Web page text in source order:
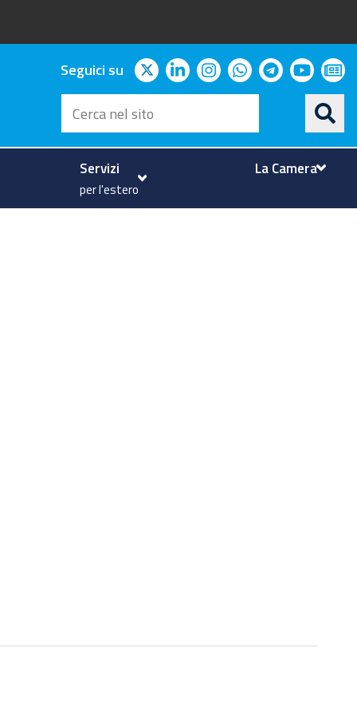
Seguici su twitterlinkedininstagram
whatsapp
telegram
Cerca
nel
sito
Servizi
per l'estero
La Camera